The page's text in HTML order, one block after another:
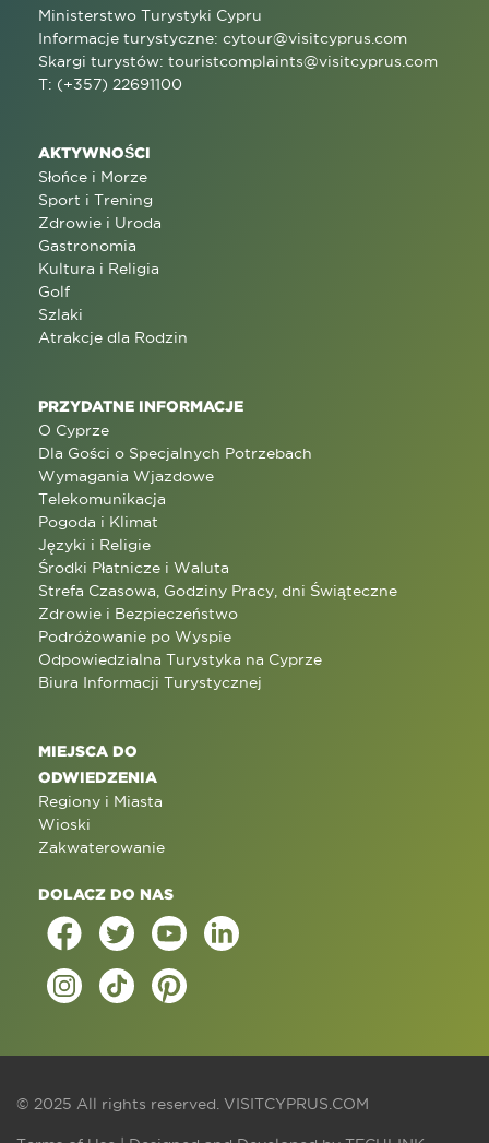
Ministerstwo Turystyki Cypru
Informacje turystyczne: cytour@visitcyprus.com
Skargi turystów: touristcomplaints@visitcyprus.com
T: (+357) 22691100
AKTYWNOŚCI
Słońce i Morze
Sport i Trening
Zdrowie i Uroda
Gastronomia
Kultura i Religia
Golf
Szlaki
Atrakcje dla Rodzin
PRZYDATNE INFORMACJE
O Cyprze
Dla Gości o Specjalnych Potrzebach
Wymagania Wjazdowe
Telekomunikacja
Pogoda i Klimat
Języki i Religie
Środki Płatnicze i Waluta
Strefa Czasowa, Godziny Pracy, dni Świąteczne
Zdrowie i Bezpieczeństwo
Podróżowanie po Wyspie
Odpowiedzialna Turystyka na Cyprze
Biura Informacji Turystycznej
MIEJSCA DO
ODWIEDZENIA
Regiony i Miasta
Wioski
Zakwaterowanie
DOLACZ DO NAS
© 2025 All rights reserved. VISITCYPRUS.COM